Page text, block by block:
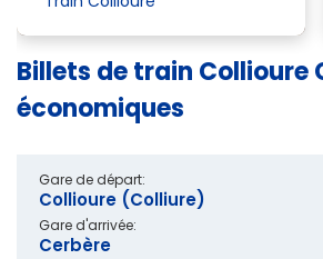
Billets de train Collioure
économiques
Gare de départ:
Collioure (Colliure)
Gare d'arrivée:
Cerbère